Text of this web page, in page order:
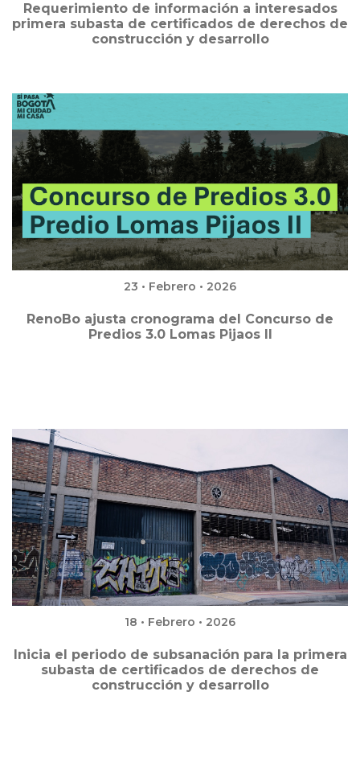
Requerimiento de información a interesados
primera subasta de certificados de derechos de
construcción y desarrollo
23 • Febrero • 2026
RenoBo ajusta cronograma del Concurso de
Predios 3.0 Lomas Pijaos II
18 • Febrero • 2026
Inicia el periodo de subsanación para la primera
subasta de certificados de derechos de
construcción y desarrollo